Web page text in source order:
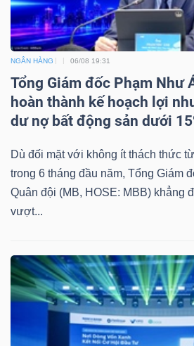
NGÂN HÀNG 06/08 19:31
Tổng Giám đốc Phạm Như
hoàn thành kế hoạch lợi
dư nợ bất động sản dưới
Dù đối mặt với không ít thách thức
trong 6 tháng đầu năm, Tổng Giám
Quân đội (MB, HOSE: MBB) khẳng
vượt...